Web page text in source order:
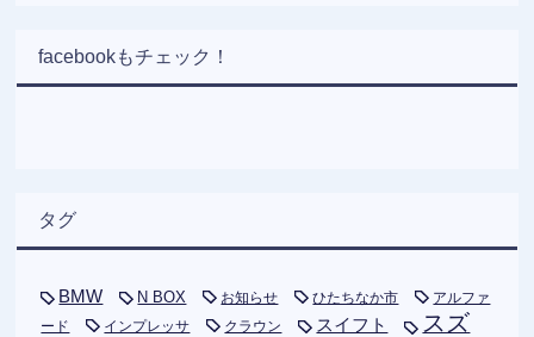
facebookもチェック！
タグ
BMW N BOX お知らせ ひたちなか市
アルファ
ード
インプレッサ クラウン スイフト
スズ